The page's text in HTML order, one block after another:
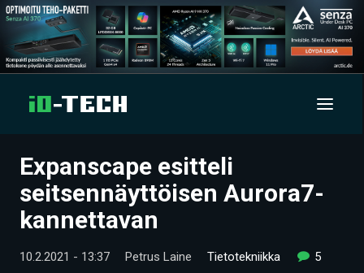
UUTISET
ARTIKKELIT
VIDEOT
Expanscape esitteli
seitsennäyttöisen Aurora7-
kannettavan
10.2.2021 - 13:37 Petrus Laine Tietotekniikka 5